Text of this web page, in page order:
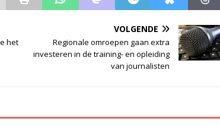
het
VOLGENDE
Regionale omroepen gaan extra
investeren in de training- en opleiding
van journalisten